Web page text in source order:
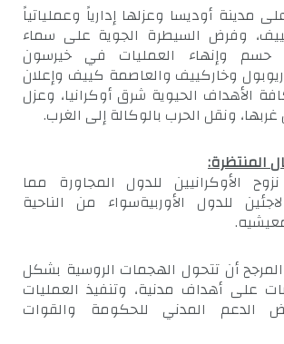
مدينة أوديسا وعزلها إدارياً وعملياتياً
وفرض السيطرة الجوية على سماء
حسم وإنهاء العمليات في خيرسون
وخاركييف والعاصمة كييف وإعلان
الأهداف الحيوية شرق أوكرانيا، وعزل
ونقل الحرب بالوكالة إلى الغرب.
الأوكرانيين للدول المجاورة مما
للدول الأوربيةسواء من الناحية
أن تتحول الهجمات الروسية بشكل
على أهداف مدنية، وتنفيذ العمليات
الدعم المدني للحكومة والقوات